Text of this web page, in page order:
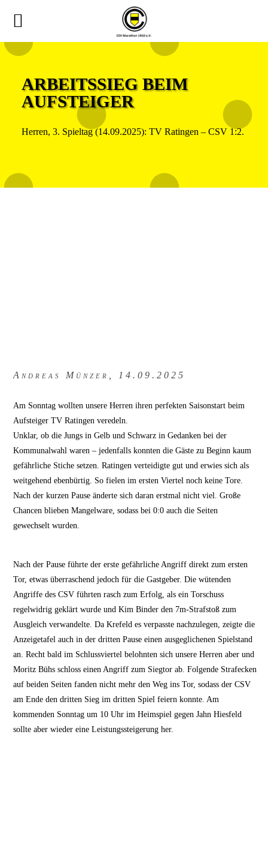
ARBEITSSIEG BEIM
AUFSTEIGER
Herren, 3. Spieltag (14.09.2025): TV Ratingen – CSV 1:2.
Andreas Münzer, 14.09.2025
Am Sonntag wollten unsere Herren ihren perfekten Saisonstart beim
Aufsteiger TV Ratingen veredeln.
Unklar, ob die Jungs in Gelb und Schwarz in Gedanken bei der
Kommunalwahl waren – jedenfalls konnten die Gäste zu Beginn kaum
gefährliche Stiche setzen. Ratingen verteidigte gut und erwies sich als
weitgehend ebenbürtig. So fielen im ersten Viertel noch keine Tore.
Nach der kurzen Pause änderte sich daran erstmal nicht viel. Große
Chancen blieben Mangelware, sodass bei 0:0 auch die Seiten
gewechselt wurden.
Nach der Pause führte der erste gefährliche Angriff direkt zum ersten
Tor, etwas überraschend jedoch für die Gastgeber. Die wütenden
Angriffe des CSV führten rasch zum Erfolg, als ein Torschuss
regelwidrig geklärt wurde und Kim Binder den 7m-Strafstoß zum
Ausgleich verwandelte. Da Krefeld es verpasste nachzulegen, zeigte die
Anzeigetafel auch in der dritten Pause einen ausgeglichenen Spielstand
an. Recht bald im Schlussviertel belohnten sich unsere Herren aber und
Moritz Bühs schloss einen Angriff zum Siegtor ab. Folgende Strafecken
auf beiden Seiten fanden nicht mehr den Weg ins Tor, sodass der CSV
am Ende den dritten Sieg im dritten Spiel feiern konnte. Am
kommenden Sonntag um 10 Uhr im Heimspiel gegen Jahn Hiesfeld
sollte aber wieder eine Leistungssteigerung her.